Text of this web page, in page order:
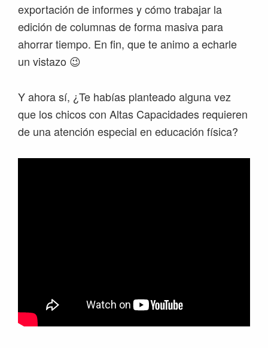
exportación de informes y cómo trabajar la
edición de columnas de forma masiva para
ahorrar tiempo. En fin, que te animo a echarle
un vistazo 😉
Y ahora sí, ¿Te habías planteado alguna vez
que los chicos con Altas Capacidades requieren
de una atención especial en educación física?